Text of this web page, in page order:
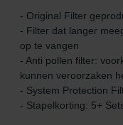
- Original Filter
- Filter dat langer
op te vangen
- Anti pollen filter:
kunnen veroorzaken
- System Protection
- Stapelkorting: 5+